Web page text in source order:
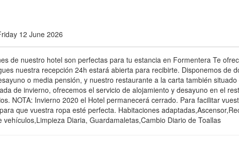
12 June 2026
de nuestro hotel son perfectas para tu estancia en Formentera Te
nuestra recepción 24h estará abierta para recibirte. Disponemos de
o media pensión, y nuestro restaurante a la carta también
de invierno, ofrecemos el servicio de alojamiento y desayuno en el
NOTA: Invierno 2020 el Hotel permanecerá cerrado. Para facilitar
que vuestra ropa esté perfecta. Habitaciones
Diaria, Guardamaletas,Cambio Diario de Toallas